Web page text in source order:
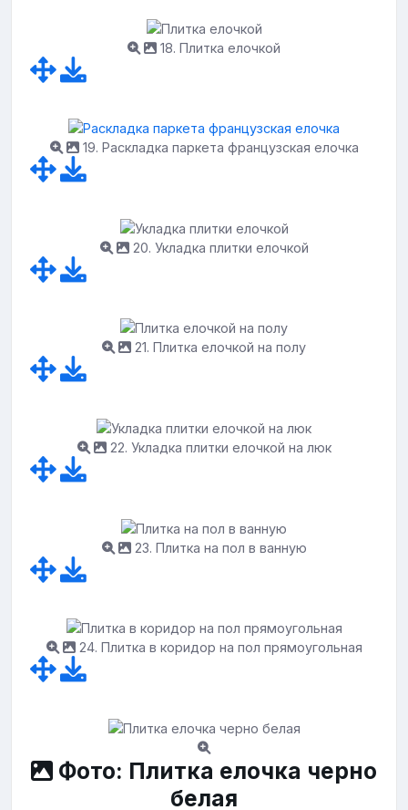
18. Плитка елочкой
19. Раскладка паркета французская елочка
20. Укладка плитки елочкой
21. Плитка елочкой на полу
22. Укладка плитки елочкой на люк
23. Плитка на пол в ванную
24. Плитка в коридор на пол прямоугольная
Фото: Плитка елочка черно
белая